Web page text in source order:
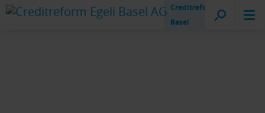
Creditreform
Basel